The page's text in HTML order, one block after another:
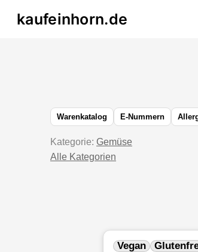
kaufeinhorn.de
Warenkatalog E-Nummern
Kategorie: Gemüse
Alle Kategorien
Vegan